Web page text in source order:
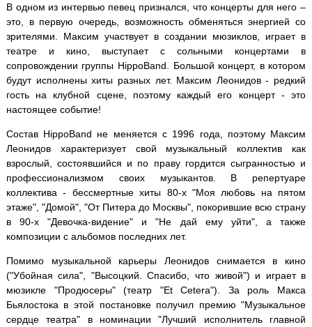
В одном из интервью певец признался, что концерты для него –
это, в первую очередь, возможность обменяться энергией со
зрителями. Максим участвует в создании мюзиклов, играет в
театре и кино, выступает с сольными концертами в
сопровождении группы HippoBand. Большой концерт, в котором
будут исполнены хиты разных лет. Максим Леонидов - редкий
гость на клубной сцене, поэтому каждый его концерт - это
настоящее событие!
Состав HippoBand не меняется с 1996 года, поэтому Максим
Леонидов характеризует свой музыкальный коллектив как
взрослый, состоявшийся и по праву гордится сыгранностью и
профессионализмом своих музыкантов. В репертуаре
коллектива - бессмертные хиты 80-х "Моя любовь на пятом
этаже", "Домой", "От Питера до Москвы", покорившие всю страну
в 90-х "Девочка-видение" и "Не дай ему уйти", а также
композиции с альбомов последних лет.
Помимо музыкальной карьеры Леонидов снимается в кино
("Убойная сила", "Высоцкий. Спасибо, что живой") и играет в
мюзикле "Продюсеры" (театр "Et Cetera"). За роль Макса
Бьялостока в этой постановке получил премию "Музыкальное
сердце театра" в номинации "Лучший исполнитель главной